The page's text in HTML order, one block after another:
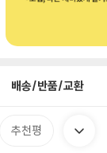
배송/반품/교환
추천평